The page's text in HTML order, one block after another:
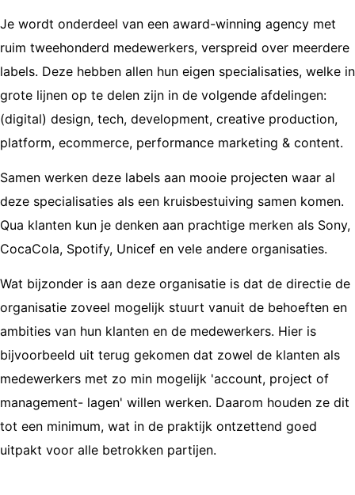
Je wordt onderdeel van een award-winning agency met
ruim tweehonderd medewerkers, verspreid over meerdere
labels. Deze hebben allen hun eigen specialisaties, welke in
grote lijnen op te delen zijn in de volgende afdelingen:
(digital) design, tech, development, creative production,
platform, ecommerce, performance marketing & content.
Samen werken deze labels aan mooie projecten waar al
deze specialisaties als een kruisbestuiving samen komen.
Qua klanten kun je denken aan prachtige merken als Sony,
CocaCola, Spotify, Unicef en vele andere organisaties.
Wat bijzonder is aan deze organisatie is dat de directie de
organisatie zoveel mogelijk stuurt vanuit de behoeften en
ambities van hun klanten en de medewerkers. Hier is
bijvoorbeeld uit terug gekomen dat zowel de klanten als
medewerkers met zo min mogelijk 'account, project of
management- lagen' willen werken. Daarom houden ze dit
tot een minimum, wat in de praktijk ontzettend goed
uitpakt voor alle betrokken partijen.